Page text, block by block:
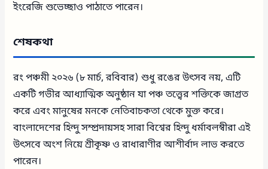
ইংরেজি শুভেচ্ছাও পাঠাতে পারেন।
শেষকথা
রং পঞ্চমী ২০২৬ (৮ মার্চ, রবিবার) শুধু রঙের উৎসব নয়, এটি
একটি গভীর আধ্যাত্মিক অনুষ্ঠান যা পঞ্চ তত্ত্বের শক্তিকে জাগ্রত
করে এবং মানুষের মনকে নেতিবাচকতা থেকে মুক্ত করে।
বাংলাদেশের হিন্দু সম্প্রদায়সহ সারা বিশ্বের হিন্দু ধর্মাবলম্বীরা এই
উৎসবে অংশ নিয়ে শ্রীকৃষ্ণ ও রাধারাণীর আশীর্বাদ লাভ করতে
পারেন।